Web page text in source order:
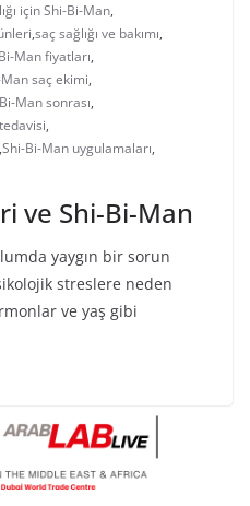
için Shi-Bi-Man,
,saç sağlığı ve bakımı,
Man fiyatları,
saç ekimi,
Man sonrası,
,
,Shi-Bi-Man uygulamaları,
ve Shi-Bi-Man
yaygın bir sorun
streslere neden
ve yaş gibi